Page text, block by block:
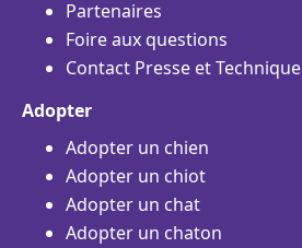
Partenaires
Foire aux questions
Contact Presse et Technique
Adopter
Adopter un chien
Adopter un chiot
Adopter un chat
Adopter un chaton